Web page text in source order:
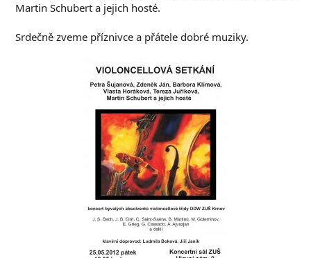
Martin Schubert a jejich hosté.
Srdečně zveme příznivce a přátele dobré muziky.